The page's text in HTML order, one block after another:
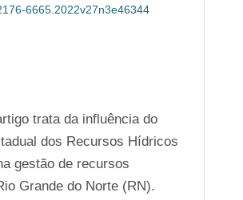
6665.2022v27n3e46344
trata da influência do
dos Recursos Hídricos
gestão de recursos
Grande do Norte (RN).